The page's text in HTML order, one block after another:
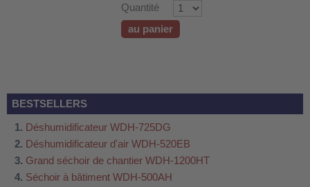
C03
AP1101
H3
Quantité
au panier
BESTSELLERS
Déshumidificateur WDH-725DG
Déshumidificateur d'air WDH-520EB
Grand séchoir de chantier WDH-1200HT
Séchoir à bâtiment WDH-500AH